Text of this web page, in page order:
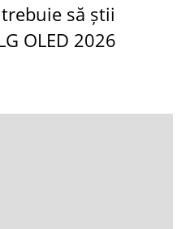
trebuie să știi
OLED 2026